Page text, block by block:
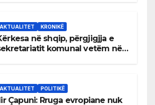
AKTUALITET KRONIKË
në shqip, përgjigjja e
komunal vetëm në
AKTUALITET POLITIKË
Çapuni: Rruga evropiane nuk